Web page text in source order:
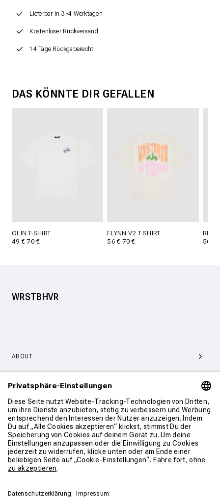
Lieferbar in 3 -4 Werktagen
Kostenloser Rückversand
14 Tage Rückgaberecht
DAS KÖNNTE DIR GEFALLEN
OLIN T-SHIRT
49 €70 €
FLYNN V2 T-SHIRT
56 €70 €
56 €
WRSTBHVR
ABOUT
SERVICE & SUPPORT
KONTAKT